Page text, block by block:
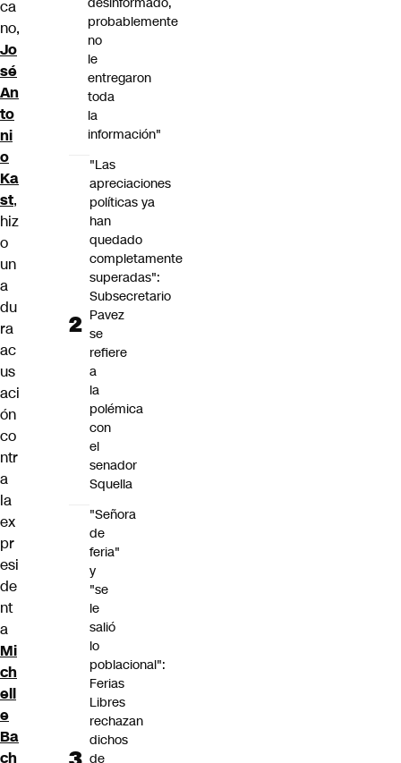
ca
no,
Jo
sé
An
to
ni
o
Ka
st,
hiz
o
un
a
du
ra
ac
us
aci
ón
co
ntr
a
la
ex
pr
esi
de
nt
a
Mi
ch
ell
e
Ba
ch
probablemente
no
le
entregaron
toda
la
información"
"Las
apreciaciones
políticas ya
han
quedado
completamente
superadas":
Subsecretario
Pavez
se
refiere
a
la
polémica
con
el
senador
Squella
"Señora
de
feria"
y
"se
le
salió
lo
poblacional":
Ferias
Libres
rechazan
dichos
de